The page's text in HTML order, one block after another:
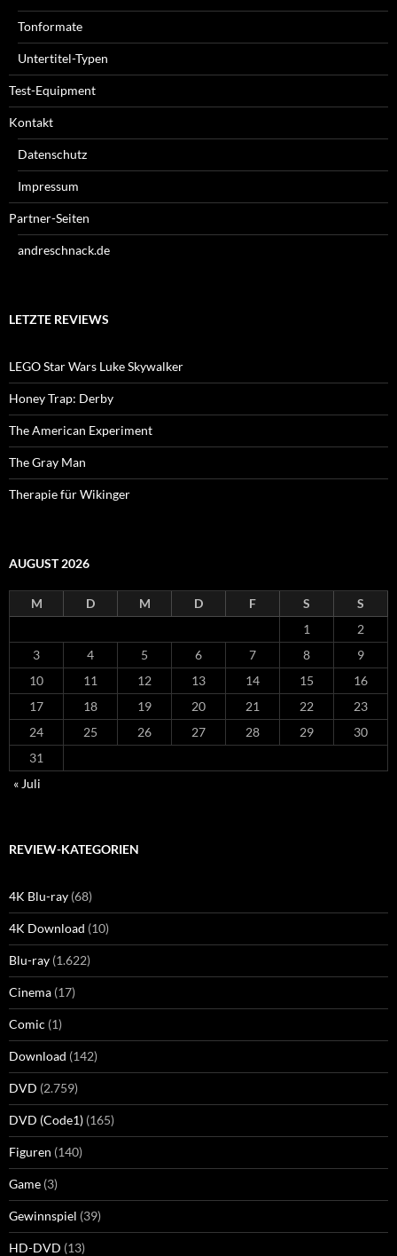
Tonformate
Untertitel-Typen
Test-Equipment
Kontakt
Datenschutz
Impressum
Partner-Seiten
andreschnack.de
LETZTE REVIEWS
LEGO Star Wars Luke Skywalker
Honey Trap: Derby
The American Experiment
The Gray Man
Therapie für Wikinger
AUGUST 2026
M D M D F S
S
1
2
3
4 5 6 7 8
9
10
11 12 13 14 15
16
17
18 19 20 21 22
23
24
25 26 27 28 29
30
31
« Juli
REVIEW-KATEGORIEN
4K Blu-ray (68)
4K Download (10)
Blu-ray (1.622)
Cinema (17)
Comic (1)
Download (142)
DVD (2.759)
DVD (Code1) (165)
Figuren (140)
Game (3)
Gewinnspiel (39)
HD-DVD (13)